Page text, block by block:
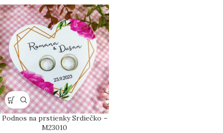
Podnos na prstienky Srdiečko –
M23010